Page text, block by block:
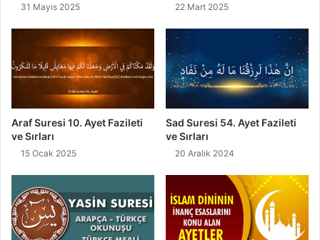
31 Mayıs 2025 22 Mart 2025
Araf Suresi 10. Ayet Fazileti
ve Sırları
15 Ocak 2025
Sad Suresi 54. Ayet Fazileti
ve Sırları
20 Aralık 2024